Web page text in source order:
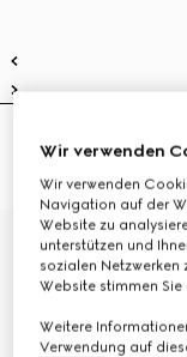
Mittelgroße Reisetasche
€ 1.650
Wir verwenden
Wir verwenden
Navigation auf der
Website zu
unterstützen und
sozialen Netzwerken
Website stimmen
Weitere
Verwendung auf